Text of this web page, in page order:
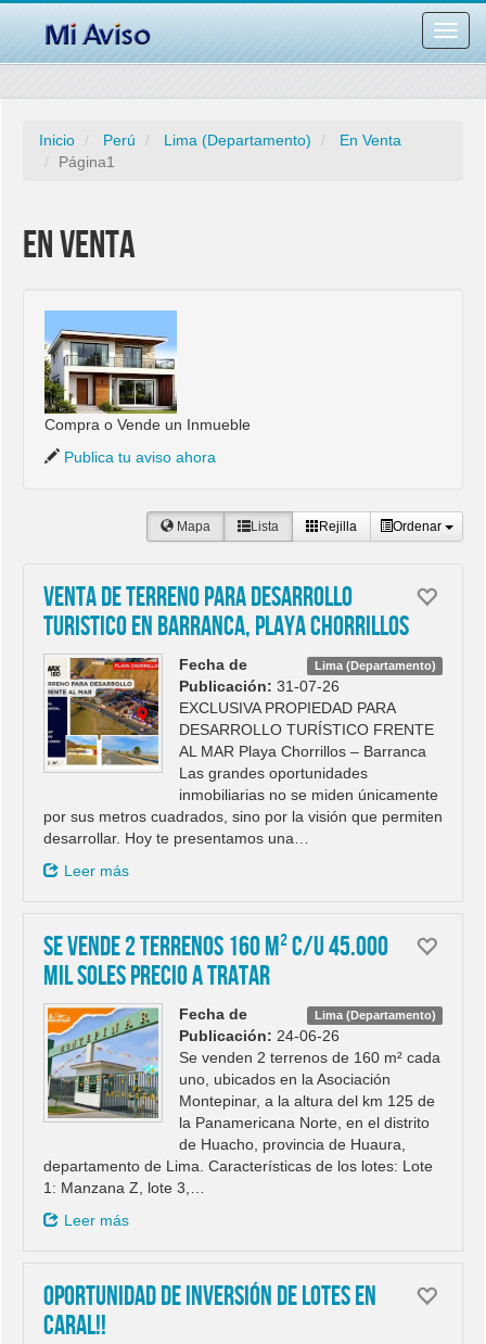
barra
Inicio Perú Lima (Departamento)
En Venta
Página1
En Venta
Compra o Vende un Inmueble
Publica tu aviso ahora
Mapa Lista Rejilla Ordenar
Venta De Terreno Para Desarrollo
Turistico En Barranca, Playa Chorrillos
Lima (Departamento)
Fecha de
Publicación: 31-07-26
EXCLUSIVA PROPIEDAD PARA
DESARROLLO TURÍSTICO FRENTE
AL MAR Playa Chorrillos – Barranca
Las grandes oportunidades
inmobiliarias no se miden únicamente
por sus metros cuadrados, sino por la visión que permiten
desarrollar. Hoy te presentamos una…
Leer más
SE VENDE 2 TERRENOS 160 M² c/u 45.000
mil soles PRECIO A TRATAR
Lima (Departamento)
Fecha de
Publicación: 24-06-26
Se venden 2 terrenos de 160 m² cada
uno, ubicados en la Asociación
Montepinar, a la altura del km 125 de
la Panamericana Norte, en el distrito
de Huacho, provincia de Huaura,
departamento de Lima. Características de los lotes: Lote
1: Manzana Z, lote 3,…
Leer más
Oportunidad de Inversión de lotes en
Caral!!